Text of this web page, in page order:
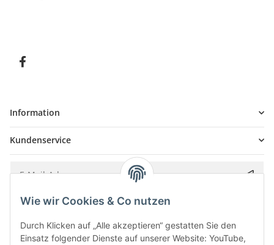
Information
Kundenservice
Bitte senden Sie mir entsprechend IhrerDatenschutzerklärung
Wie wir Cookies & Co nutzen
Durch Klicken auf „Alle akzeptieren“ gestatten Sie den
Einsatz folgender Dienste auf unserer Website: YouTube,